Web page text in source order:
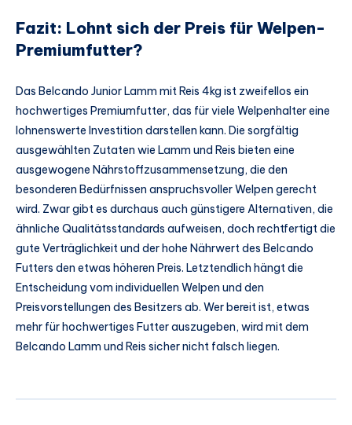
Fazit: Lohnt sich der Preis für Welpen-
Premiumfutter?
Das Belcando Junior Lamm mit Reis 4kg ist zweifellos ein
hochwertiges Premiumfutter, das für viele Welpenhalter eine
lohnenswerte Investition darstellen kann. Die sorgfältig
ausgewählten Zutaten wie Lamm und Reis bieten eine
ausgewogene Nährstoffzusammensetzung, die den
besonderen Bedürfnissen anspruchsvoller Welpen gerecht
wird. Zwar gibt es durchaus auch günstigere Alternativen, die
ähnliche Qualitätsstandards aufweisen, doch rechtfertigt die
gute Verträglichkeit und der hohe Nährwert des Belcando
Futters den etwas höheren Preis. Letztendlich hängt die
Entscheidung vom individuellen Welpen und den
Preisvorstellungen des Besitzers ab. Wer bereit ist, etwas
mehr für hochwertiges Futter auszugeben, wird mit dem
Belcando Lamm und Reis sicher nicht falsch liegen.